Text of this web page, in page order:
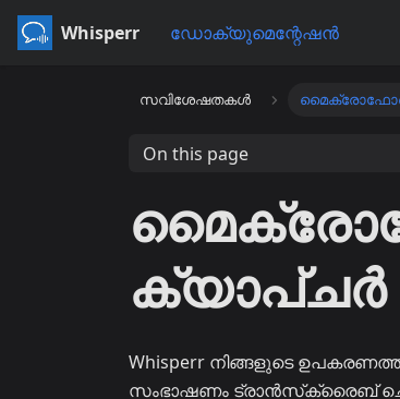
Whisperr ഡോക്യുമെന്റേഷൻ
സവിശേഷതകൾ
On this page
ക്യാപ്‌ചർ
Whisperr നിങ്ങളുടെ
സംഭാഷണം ട്രാൻസ്‌ക്രൈബ്